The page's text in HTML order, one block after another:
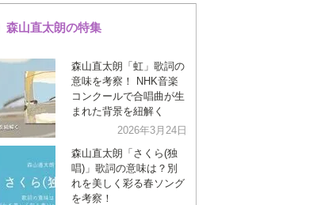
森山直太朗の特集
森山直太朗「虹」歌詞の
意味を考察！ NHK音楽
コンクールで合唱曲が生
まれた背景を紐解く
2026年3月24日
森山直太朗「さくら(独
唱)」歌詞の意味は？別
れを美しく彩る春ソング
を考察！